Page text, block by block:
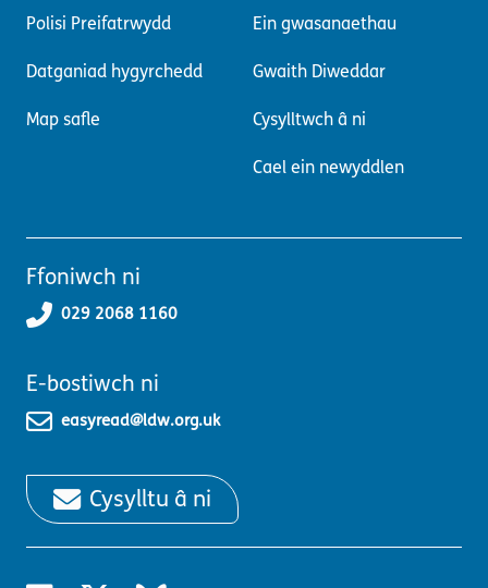
Polisi Preifatrwydd
Datganiad hygyrchedd
Map safle
Ein gwasanaethau
Gwaith Diweddar
Cysylltwch â ni
Cael ein newyddlen
Ffoniwch ni
029 2068 1160
E-bostiwch ni
easyread@ldw.org.uk
Cysylltu â ni